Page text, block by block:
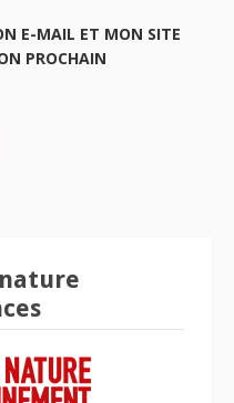
E-MAIL ET MON SITE
PROCHAIN